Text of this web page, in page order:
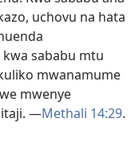
uchovu na hata
sababu mtu
mwanamume
mwenye
​—Methali 14:29.